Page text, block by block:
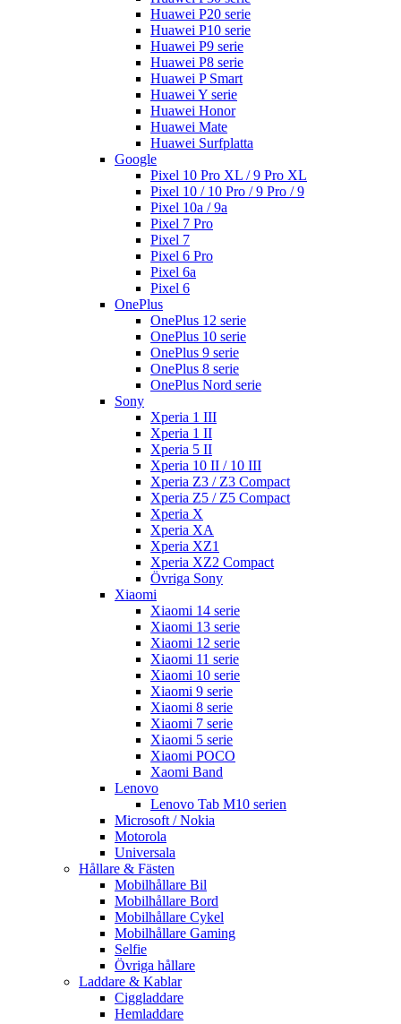
Huawei P20 serie
Huawei P10 serie
Huawei P9 serie
Huawei P8 serie
Huawei P Smart
Huawei Y serie
Huawei Honor
Huawei Mate
Huawei Surfplatta
Google
Pixel 10 Pro XL / 9 Pro XL
Pixel 10 / 10 Pro / 9 Pro / 9
Pixel 10a / 9a
Pixel 7 Pro
Pixel 7
Pixel 6 Pro
Pixel 6a
Pixel 6
OnePlus
OnePlus 12 serie
OnePlus 10 serie
OnePlus 9 serie
OnePlus 8 serie
OnePlus Nord serie
Sony
Xperia 1 III
Xperia 1 II
Xperia 5 II
Xperia 10 II / 10 III
Xperia Z3 / Z3 Compact
Xperia Z5 / Z5 Compact
Xperia X
Xperia XA
Xperia XZ1
Xperia XZ2 Compact
Övriga Sony
Xiaomi
Xiaomi 14 serie
Xiaomi 13 serie
Xiaomi 12 serie
Xiaomi 11 serie
Xiaomi 10 serie
Xiaomi 9 serie
Xiaomi 8 serie
Xiaomi 7 serie
Xiaomi 5 serie
Xiaomi POCO
Xaomi Band
Lenovo
Lenovo Tab M10 serien
Microsoft / Nokia
Motorola
Universala
Hållare & Fästen
Mobilhållare Bil
Mobilhållare Bord
Mobilhållare Cykel
Mobilhållare Gaming
Selfie
Övriga hållare
Laddare & Kablar
Ciggladdare
Hemladdare